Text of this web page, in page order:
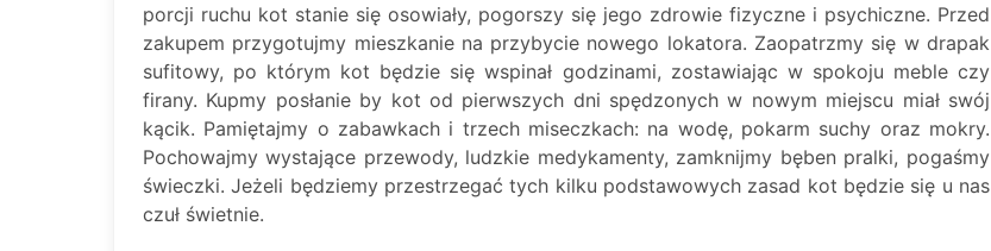
porcji ruchu kot stanie się osowiały, pogorszy się jego zdrowie fizyczne i psychiczne. Przed
zakupem przygotujmy mieszkanie na przybycie nowego lokatora. Zaopatrzmy się w drapak
sufitowy, po którym kot będzie się wspinał godzinami, zostawiając w spokoju meble czy
firany. Kupmy posłanie by kot od pierwszych dni spędzonych w nowym miejscu miał swój
kącik. Pamiętajmy o zabawkach i trzech miseczkach: na wodę, pokarm suchy oraz mokry.
Pochowajmy wystające przewody, ludzkie medykamenty, zamknijmy bęben pralki, pogaśmy
świeczki. Jeżeli będziemy przestrzegać tych kilku podstawowych zasad kot będzie się u nas
czuł świetnie.